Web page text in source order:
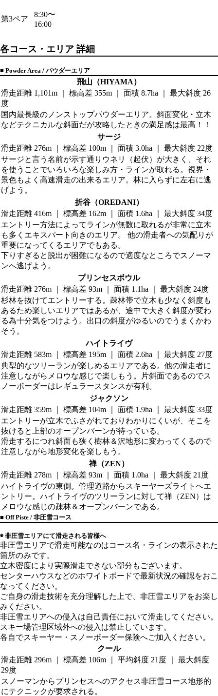
第3ペア
8:30〜
16:00
各コース・エリア 詳細
■ Powder Area / パウダーエリア
飛山（HIYAMA）
滑走距離 1,101m ｜ 標高差 355m ｜ 面積 8.7ha ｜ 最大斜度 26
度
国内最長級のノンストップパウダーエリア。斜面変化・立木
などテクニカルな斜面だが攻略したときの満足感は最高！！
サージ
滑走距離 276m ｜ 標高差 100m ｜ 面積 3.0ha ｜ 最大斜度 22度
サージと言う名前が示す通りウネリ（起伏）が大きく、それ
を使うことでいろいろな楽しみ方・ラインが取れる。視界・
景色もよく高速滑走の出来るエリア。林に入らずに左右に逃
げよう。
折谷（OREDANI）
滑走距離 416m ｜ 標高差 162m ｜ 面積 1.6ha ｜ 最大斜度 34度
エントリー方法によってラインが無数に取れるが非常に立木
も多くエキスパート向きのエリア。 他の滑走者への気配りが
重要になってくるエリアでもある。
下りすぎると脱出が困難になるので適度なところでスノーマ
ンへ逃げよう。
プリンセスボウル
滑走距離 276m ｜ 標高差 93m ｜ 面積 1.1ha ｜ 最大斜度 24度
杉林を抜けてエントリーする。疎林帯で立木も少なく斜度も
あるため楽しいエリアではあるが、途中で大きく斜度が変わ
る為十分気をつけよう。出口の斜度がゆるいのでうまくかわ
そう。
ハイトライヴ
滑走距離 583m ｜ 標高差 195m ｜ 面積 2.6ha ｜ 最大斜度 27度
典型的なツリーランが楽しめるエリアである。他の滑走者に
注意しながらメロウな感じで楽しもう。片斜面であるのでス
ノーボーダーはレギュラースタンスが有利。
ジャクソン
滑走距離 359m ｜ 標高差 104m ｜ 面積 1.9ha ｜ 最大斜度 33度
エントリーが立木でふさがれておりわかりにくいが、そこを
抜けると上部のオープンバーンが待っている。
滑走するにつれ斜面も狭く樹林＆沢地形に変わってくるので
注意しながら地形変化を楽しもう。
禅（ZEN）
滑走距離 278m ｜ 標高差 93m ｜ 面積 1.0ha ｜ 最大斜度 21度
ハイトライヴの東側。管理道路からスキーヤーズライトへエ
ントリー。ハイトライヴのツリーランに対して禅（ZEN）は
メロウな感じの疎林＆オープンバーンである。
■ Off Piste / 非圧雪コース
◉ 非圧雪エリアにて滑走される皆様へ
非圧雪エリアで滑走可能なのはコース名・ラインの表示された
箇所のみです。
立木密度により実際滑走できない部分もございます。
センターハウスなどのホワイトボードで最新状況の確認をおこ
なってください。
ご自身の滑走技術を充分理解した上で、非圧雪エリアをお楽し
みください。
非圧雪エリアへの侵入は自己責任において滑走してください。
スキー場管理区域外への侵入は禁止しています。
各自でスキーヤー・スノーボーダー保険へご加入ください。
クール
滑走距離 296m ｜ 標高差 106m ｜ 平均斜度 21度 ｜ 最大斜度
29度
スノーマンからプリンセスへのアクセス非圧雪コース地形的
にテクニックが要求される。